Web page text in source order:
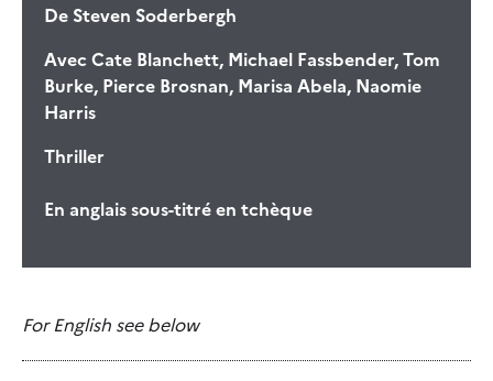
De Steven Soderbergh
AvecCate Blanchett, Michael Fassbender, Tom
Burke, Pierce Brosnan, Marisa Abela, Naomie
Harris
Thriller
En anglais sous-titré en tchèque
For English see below